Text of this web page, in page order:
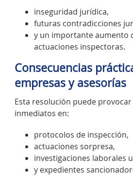
inseguridad jurídica,
futuras contradicciones
y un importante aumento
actuaciones inspectoras.
Consecuencias
empresas y asesorías
Esta resolución puede
inmediatos en:
protocolos de inspección,
actuaciones sorpresa,
investigaciones laborales
y expedientes